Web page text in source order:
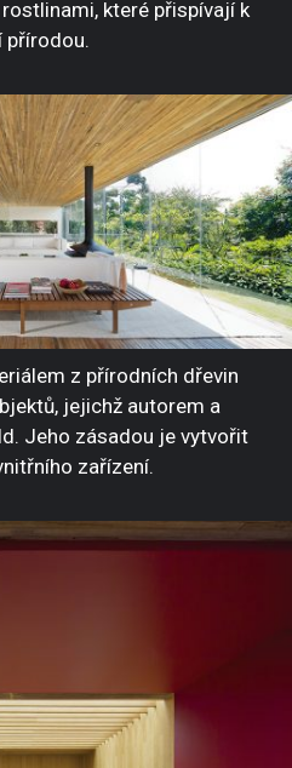
které přispívají k
přírodou.
z přírodních dřevin
jejichž autorem a
Jeho zásadou je vytvořit
zařízení.